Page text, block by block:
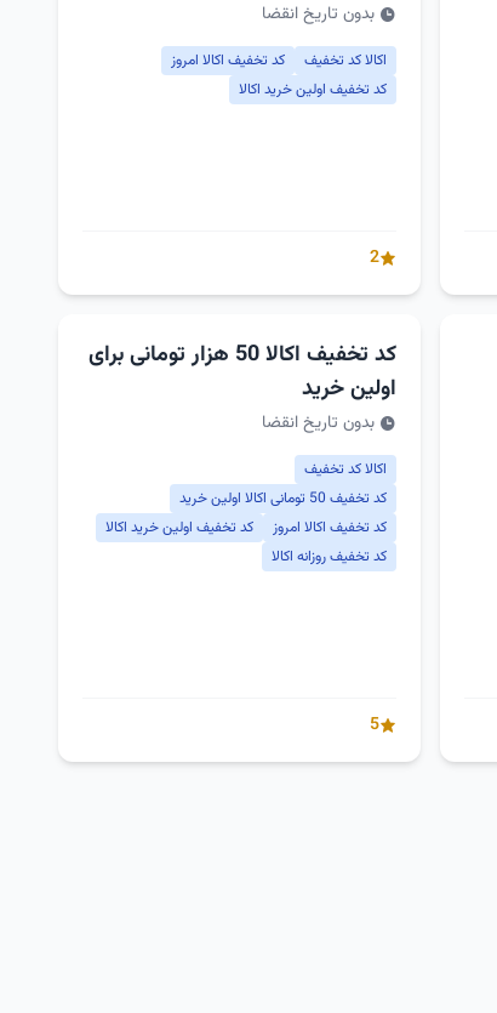
بدون تاریخ انقضا
اکالا کد تخفیف
کد تخفیف اکالا امروز
کد تخفیف اولین خرید اکالا
2
کد تخفیف اکالا 50 هزار تومانی برای
اولین خرید
بدون تاریخ انقضا
اکالا کد تخفیف
کد تخفیف 50 تومانی اکالا اولین خرید
کد تخفیف اکالا امروز
کد تخفیف اولین خرید اکالا
کد تخفیف روزانه اکالا
5